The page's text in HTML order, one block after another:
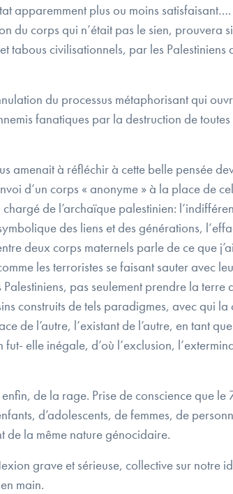
apparemment plus ou moins
du corps qui n’était pas le sien, prouvera
tabous civilisationnels, par les
du processus métaphorisant qui
fanatiques par la destruction de
amenait à réfléchir à cette belle pensée
d’un corps « anonyme » à la place de
de l’archaïque palestinien:
des liens et des générations,
deux corps maternels parle de ce que
les terroristes se faisant sauter avec
pas seulement prendre la
construits de tels paradigmes, avec qui
de l’autre, l’existant de l’autre, en tant
elle inégale, d’où l’exclusion,
de la rage. Prise de conscience que
d’adolescents, de femmes, de
de la même nature génocidaire.
grave et sérieuse, collective sur
main.